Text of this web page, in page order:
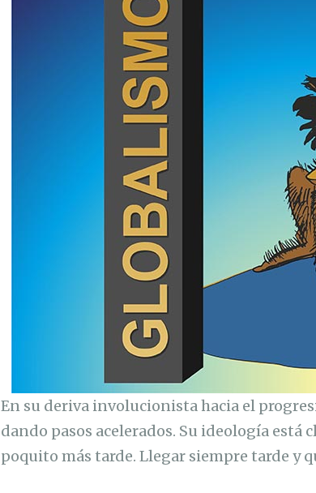
En su deriva involucionista hacia el
dando pasos acelerados. Su ideología está
poquito más tarde. Llegar siempre tarde y